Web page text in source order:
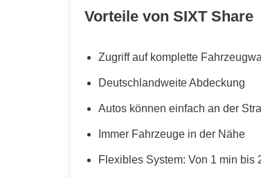
Vorteile von SIXT Share
Zugriff auf komplette
Deutschlandweite Abdeckung
Autos können einfach an der
Immer Fahrzeuge in der Nähe
Flexibles System: Von 1 min bis